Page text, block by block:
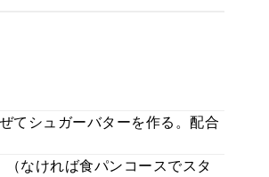
てシュガーバターを作る。配合
なければ食パンコースでスタ